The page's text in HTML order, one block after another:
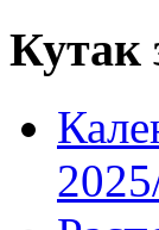
Кутак